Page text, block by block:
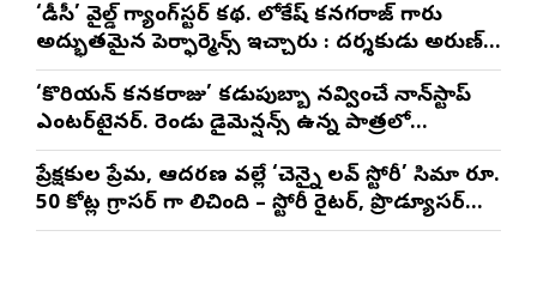
‘డీసీ’ వైల్డ్ గ్యాంగ్‌స్టర్ కథ. లోకేష్ కనగరాజ్ గారు
అద్భుతమైన పెర్ఫార్మెన్స్ ఇచ్చారు : దర్శకుడు అరుణ్
మాథేశ్వరన్
‘కొరియన్ కనకరాజు’ కడుపుబ్బా నవ్వించే నాన్‌స్టాప్
ఎంటర్‌టైనర్. రెండు డైమెన్షన్స్ ఉన్న పాత్రలో
నటించడం చాలా సంతృప్తినిచ్చింది : వరుణ్ తేజ్
ప్రేక్షకుల ప్రేమ, ఆదరణ వల్లే ‘చెన్నై లవ్ స్టోరీ’ సినిమా రూ.
50 కోట్ల గ్రాసర్ గా నిలిచింది – స్టోరీ రైటర్, ప్రొడ్యూసర్
సాయి రాజేష్